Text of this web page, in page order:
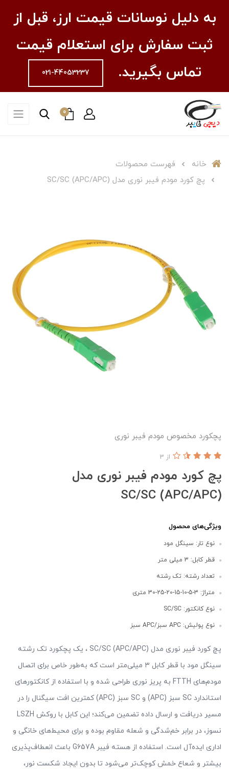
به دلیل نوسانات قیمت ارز، قبل از
ثبت سفارش برای استعلام قیمت
تماس بگیرید.
021-44053237
0
خانه
فهرست محصولات
پچ کورد مودم فیبر نوری مدل (APC/APC) SC/SC
پچکورد مخصوص مودم فیبر نوری
پچ کورد مودم فیبر نوری مدل
(APC/APC) SC/SC
از 3
ویژگی‌های محصول
نوع تار: سینگل مود
قطر کابل: 3 میلی متر
تعداد رشته: تک رشته
متراژ: 3-5-10-15-20-25-30 متری
نوع کانکتور: SC/SC
نوع پولیش: APC سبز/APC سبز
پچ کورد فیبر نوری مدل SC/SC (APC/APC) ، یک پچکورد تک رشته
سینگل مود با قطر کابل ۳ میلی‌متر است که به‌طور خاص برای اتصال
مودم‌های FTTH به پریز نوری طراحی شده و با استفاده از کانکتورهای
استاندارد SC سبز (APC) و SC سبز (APC) کمترین افت سیگنال را در
مسیر دریافت و ارسال داده تضمین می‌کند؛ این کابل با روکش LSZH
نسوز، در برابر خم‌شدگی و شعله مقاوم بوده و برای محیط‌های خانگی و
اداری ایده‌آل است. استفاده از هسته فیبر G657A باعث انعطاف‌پذیری
بیشتر و شعاع خمش کوچک‌تر می‌شود تا بدون ایجاد شکست نور،